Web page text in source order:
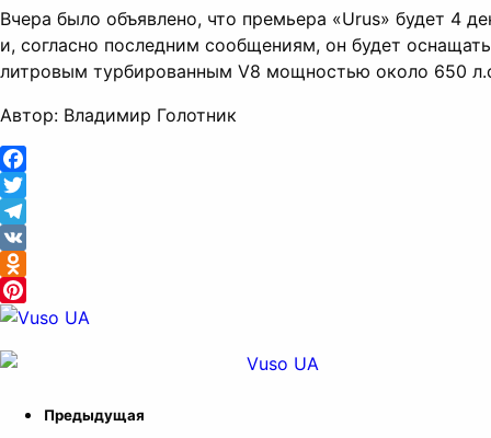
Вчера было объявлено, что премьера «Urus» будет 4
и, согласно последним сообщениям, он будет
литровым турбированным V8 мощностью около 650
Автор: Владимир Голотник
Facebook
Twitter
Telegram
VK
Odnoklassniki
Pinterest
Предыдущая